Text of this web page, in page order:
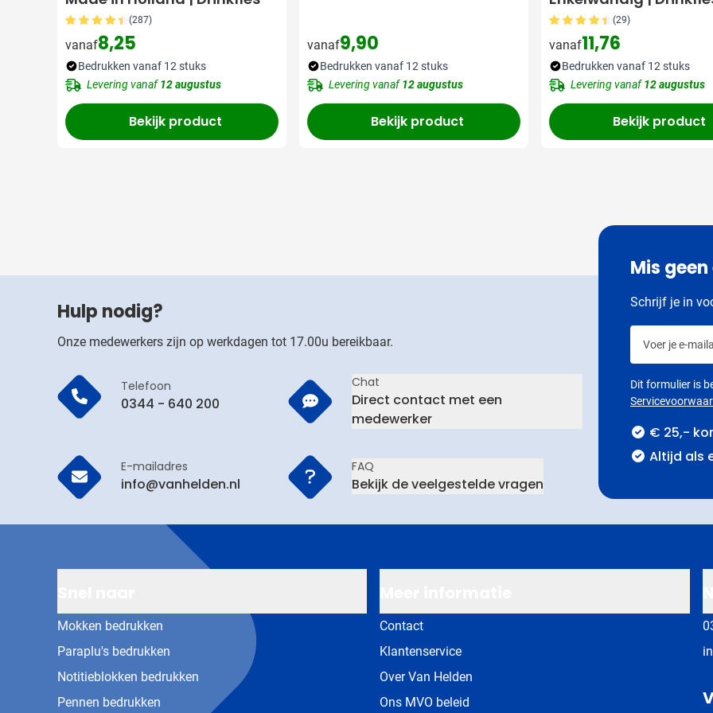
(287)
vanaf8,25
Bedrukken vanaf 12 stuks
Levering vanaf12 augustus
Bekijk product
vanaf9,90
Bedrukken vanaf 12 stuks
Levering vanaf12 augustus
Bekijk product
(29)
vanaf11,76
Bedrukken vanaf 12 stuks
Levering vanaf12 augustus
Bekijk product
Hulp nodig?
Onze medewerkers zijn op werkdagen tot 17.00u bereikbaar.
Telefoon
0344 - 640 200
Chat
Direct contact met een
medewerker
E-mailadres
info@vanhelden.nl
FAQ
Bekijk de veelgestelde vragen
Mis
Schrijf je in
Dit formulier is
€ 25,-
Altijd als
Mokken bedrukken
Paraplu's bedrukken
Notitieblokken bedrukken
Pennen bedrukken
Contact
Klantenservice
Over Van Helden
Ons MVO beleid